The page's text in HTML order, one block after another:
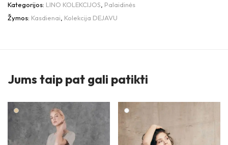
Kategorijos: LINO KOLEKCIJOS Palaidinės
Žymos: Kasdienai Kolekcija DEJAVU
Jums taip pat gali patikti